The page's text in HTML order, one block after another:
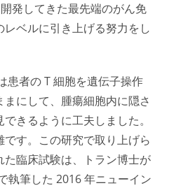
発してきた最先端のがん免
ベルに引き上げる努力をし
患者の T 細胞を遺伝子操作
にして、腫瘍細胞内に隠さ
きるように工夫しました。
す。この研究で取り上げら
臨床試験は、トラン博士が
執筆した 2016 年ニューイン